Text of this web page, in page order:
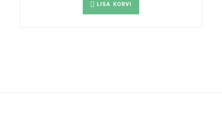
LISA KORVI